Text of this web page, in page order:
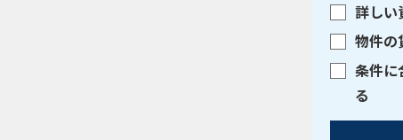
詳しい
物件の
条件に
る